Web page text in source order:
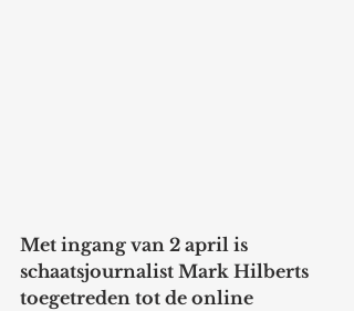
Met ingang van 2 april is
schaatsjournalist Mark Hilberts
toegetreden tot de online